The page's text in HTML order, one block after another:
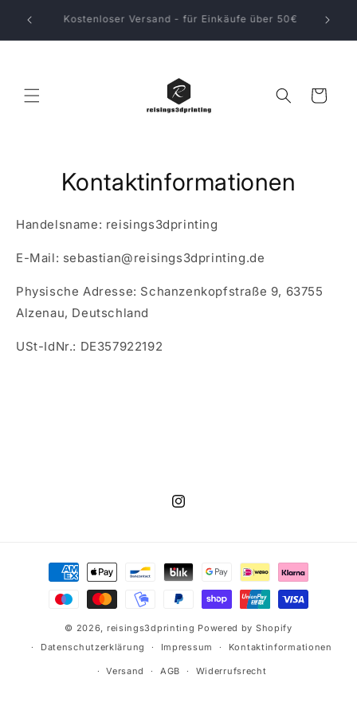
zum
Kostenloser Versand - für Einkäufe über 50€
Warenkorb
Kontaktinformationen
Handelsname: reisings3dprinting
E-Mail: sebastian@reisings3dprinting.de
Physische Adresse: Schanzenkopfstraße 9, 63755
Alzenau, Deutschland
USt-IdNr.: DE357922192
Instagram
Zahlungsmethoden
© 2026, reisings3dprinting Powered by Shopify
Datenschutzerklärung
Impressum Kontaktinformationen
Versand AGB Widerrufsrecht